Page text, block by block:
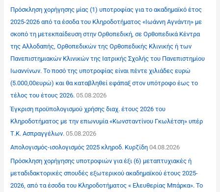
Πρόσκληση χορήγησης μίας (1) υποτροφίας για το ακαδημαϊκό έτος
2025-2026 από τα έσοδα του Κληροδοτήματος «Ιωάννη Αγνάντη» με
σκοπό τη μετεκπαίδευση στην Ορθοπεδική, σε Ορθοπεδικά Κέντρα
της Αλλοδαπής, Ορθοπεδικών της Ορθοπεδικής Κλινικής ή των
Πανεπιστημιακών Κλινικών της Ιατρικής Σχολής του Πανεπιστημίου
Ιωαννίνων. Το ποσό της υποτροφίας είναι πέντε χιλιάδες ευρώ
(5.000,00ευρώ) και θα καταβληθεί εφάπαξ στον υπότροφο έως το
τέλος του έτους 2026. 05.08.2026
Έγκριση προϋπολογισμού χρήσης διαχ. έτους 2026 του
Κληροδοτήματος με την επωνυμία «Κωνσταντίνου Γκωλέτση» υπέρ
Τ.Κ. Ασπραγγέλων. 05.08.2026
Απολογισμός-ισολογισμός 2025 κληροδ. Κυρζίδη 04.08.2026
Πρόσκληση χορήγησης υποτροφιών για έξι (6) μεταπτυχιακές ή
μεταδιδακτορικές σπουδές εξωτερικού ακαδημαϊκού έτους 2025-
2026, από τα έσοδα του Κληροδοτήματος « Ελευθερίας Μπάρκα». Το